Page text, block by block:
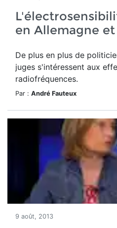
en Allemagne
De plus en plus de
juges s'intéressent aux
radiofréquences.
Par : André Fauteux
9 août, 2013